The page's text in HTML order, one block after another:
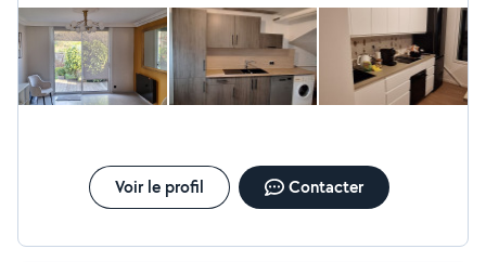
bureaux, étagères, canapés montage. Démontage et
remontage lors d'un déménagement. ~Petits travaux et
bricolage : İnstallation de tringles à rideaux, lustres,
luminaires, étagères murales, fixation de téléviseurs.
~Travaux de rénovation. Rénovation complète de A à Z.
efficaces, nous travaillons avec soin et
professionnalisme. La satisfaction de nos clients est
notre priorité. Cordialement.
Voir le profil Contacter